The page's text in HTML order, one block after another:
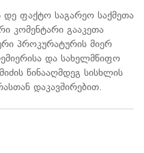
ფაქტო საგარეო საქმეთა
კომენტარი გააკეთა
პროკურატურის მიერ
და სახელმწიფო
წინააღმდეგ სისხლის
დაკავშირებით.